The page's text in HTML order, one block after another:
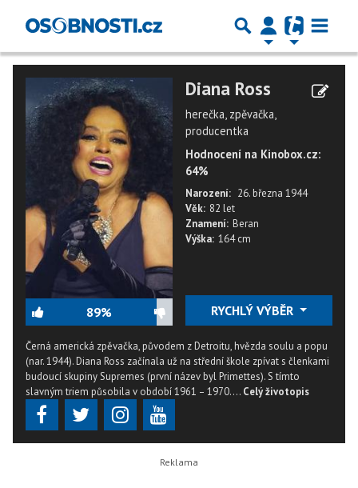
89%
Diana Ross
herečka, zpěvačka,
producentka
Hodnocení na Kinobox.cz:
64%
Narození: 26. března 1944
Věk: 82 let
Znamení: Beran
Výška: 164 cm
RYCHLÝ VÝBĚR
Černá americká zpěvačka, původem z Detroitu, hvězda soulu a popu
(nar. 1944). Diana Ross začínala už na střední škole zpívat s členkami
budoucí skupiny Supremes (první název byl Primettes). S tímto
slavným triem působila v období 1961 – 1970.... Celý životopis